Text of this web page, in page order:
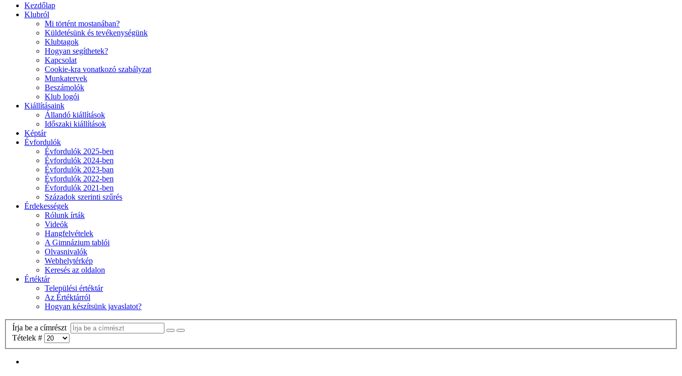
Kezdőlap
Klubról
Mi történt mostanában?
Küldetésünk és tevékenységünk
Klubtagok
Hogyan segíthetek?
Kapcsolat
Cookie-kra vonatkozó szabályzat
Munkatervek
Beszámolók
Klub logói
Kiállításaink
Állandó kiállítások
Időszaki kiállítások
Képtár
Évfordulók
Évfordulók 2025-ben
Évfordulók 2024-ben
Évfordulók 2023-ban
Évfordulók 2022-ben
Évfordulók 2021-ben
Századok szerinti szűrés
Érdekességek
Rólunk írták
Videók
Hangfelvételek
A Gimnázium tablói
Olvasnivalók
Webhelytérkép
Keresés az oldalon
Értéktár
Települési értéktár
Az Értéktárról
Hogyan készítsünk javaslatot?
Írja be a címrészt
Tételek #